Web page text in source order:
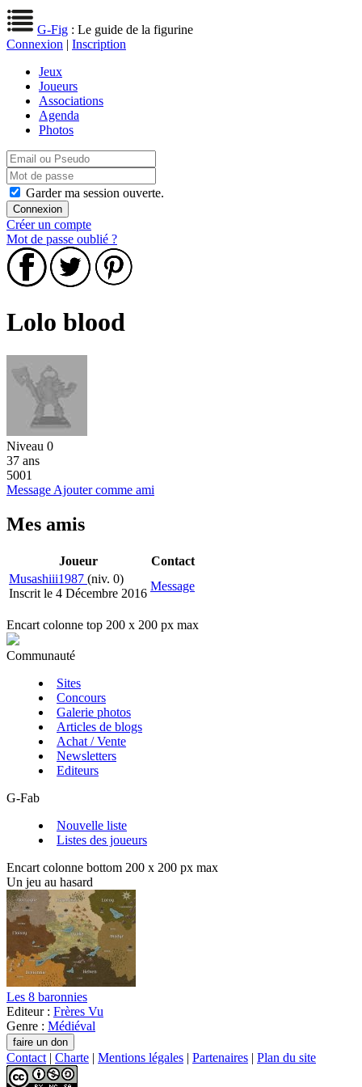
G-Fig : Le guide de la figurine
Connexion | Inscription
Jeux
Joueurs
Associations
Agenda
Photos
Garder ma session ouverte.
Créer un compte
Mot de passe oublié ?
Lolo blood
Niveau 0
37 ans
5001
Message Ajouter comme ami
Mes amis
Joueur
Contact
Musashiii1987 (niv. 0)
Inscrit le 4 Décembre 2016
Message
Encart colonne top 200 x 200 px max
Communauté
Sites
Concours
Galerie photos
Articles de blogs
Achat / Vente
Newsletters
Editeurs
G-Fab
Nouvelle liste
Listes des joueurs
Encart colonne bottom 200 x 200 px max
Un jeu au hasard
Les 8 baronnies
Editeur : Frères Vu
Genre : Médiéval
Contact | Charte | Mentions légales | Partenaires | Plan du site